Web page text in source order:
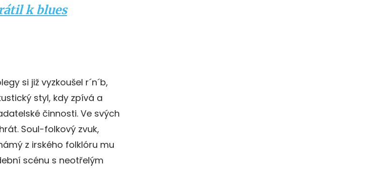
k blues
si již vyzkoušel r´n´b,
styl, kdy zpívá a
činnosti. Ve svých
Soul-folkový zvuk,
z irského folklóru mu
scénu s neotřelým